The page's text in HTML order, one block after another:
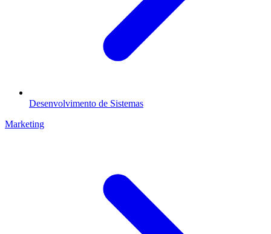
Desenvolvimento de Sistemas
Marketing